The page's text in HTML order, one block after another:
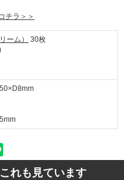
チラ＞＞
ーム）
30枚
れも見ています